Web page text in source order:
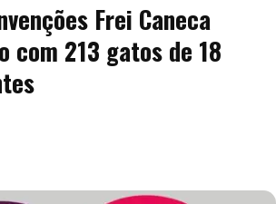
Frei Caneca
com 213 gatos de 18